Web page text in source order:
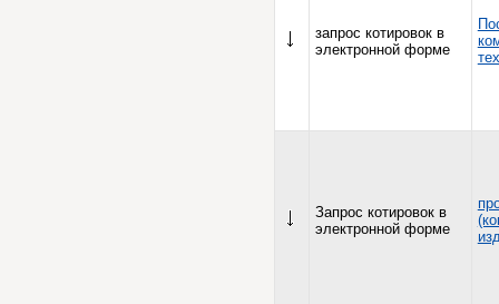
запрос котировок в
электронной форме
Запрос котировок в
электронной форме